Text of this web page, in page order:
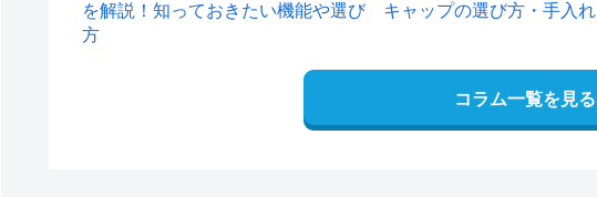
を解説！知っておきたい機能や選び
方
キャップの選び方・手入れ
コラム一覧を見る